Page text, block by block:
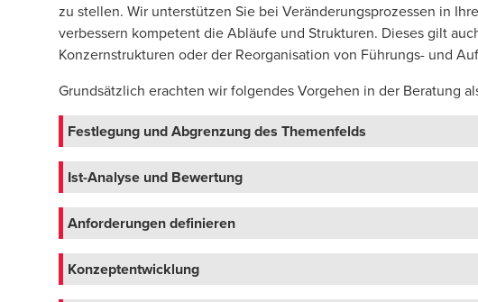
zu stellen. Wir unterstützen Sie bei Veränderungsprozessen in
verbessern kompetent die Abläufe und Strukturen. Dieses gilt
Konzernstrukturen oder der Reorganisation von Führungs- und
Grundsätzlich erachten wir folgendes Vorgehen in der Beratung
Festlegung und Abgrenzung des Themen­felds
Ist-Analyse und Bewertung
Anforder­ungen definieren
Konzept­entwicklung